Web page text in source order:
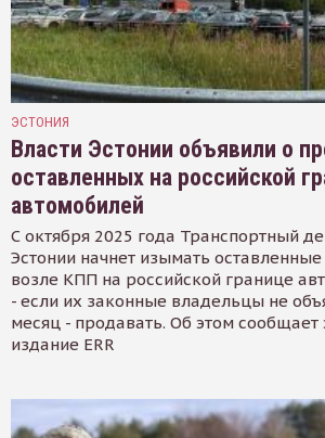
ЭСТОНИЯ
Власти Эстонии объявили о
оставленных на российской
автомобилей
С октября 2025 года Транспортный
Эстонии начнет изымать
возле КПП на российской границе
- если их законные владельцы не
месяц - продавать. Об этом сообщает
издание ERR